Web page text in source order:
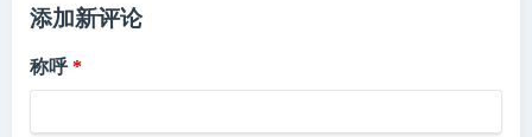
添加新评论
称呼